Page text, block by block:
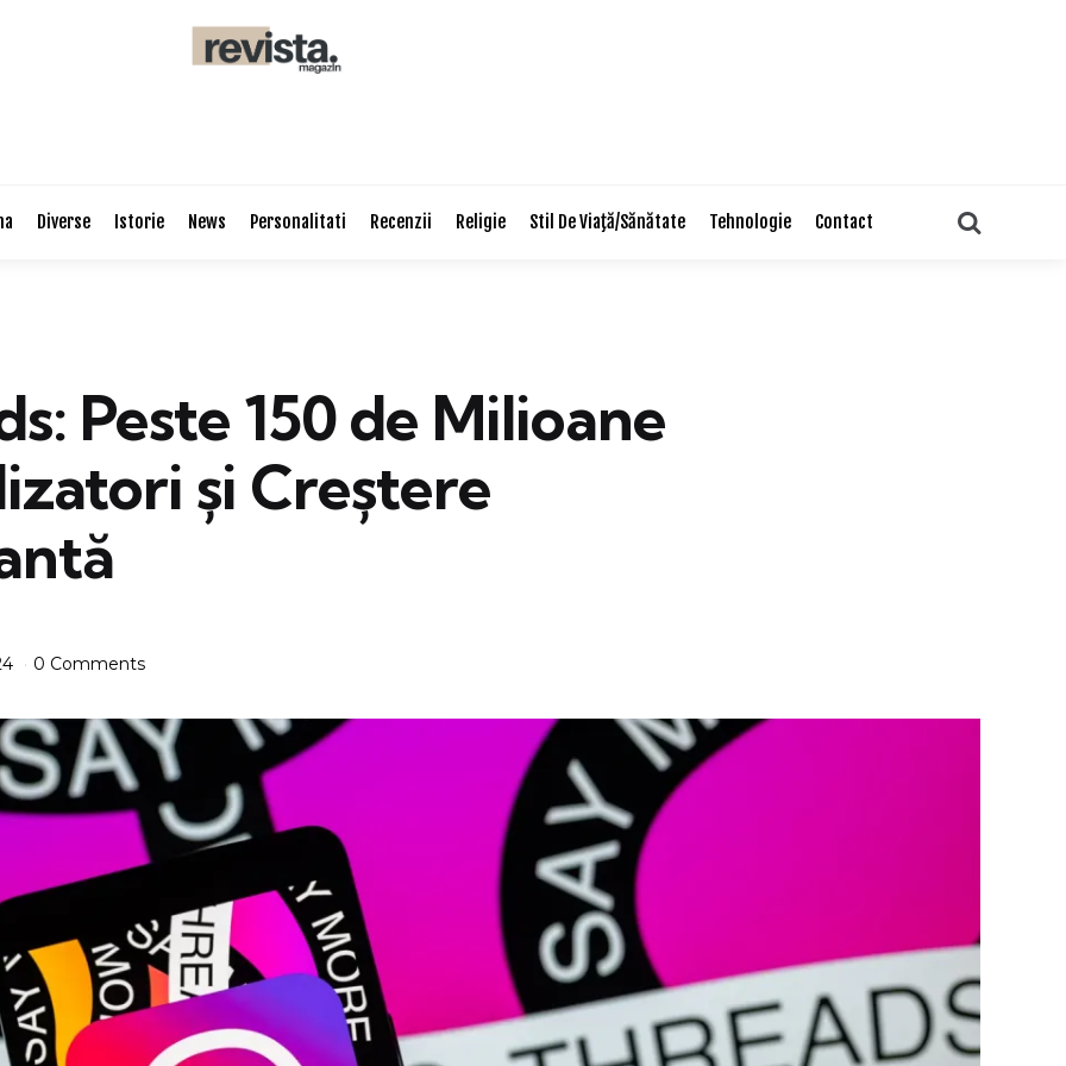
Diverse Istorie News Personalitati Recenzii Religie Stil De Viaţă/Sănătate Tehnologie Contact
Peste 150 de Milioane
și Creștere
0 Comments